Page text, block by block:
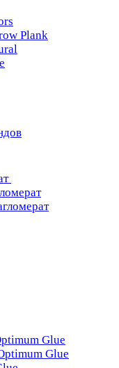
Plank
Glue
Glue